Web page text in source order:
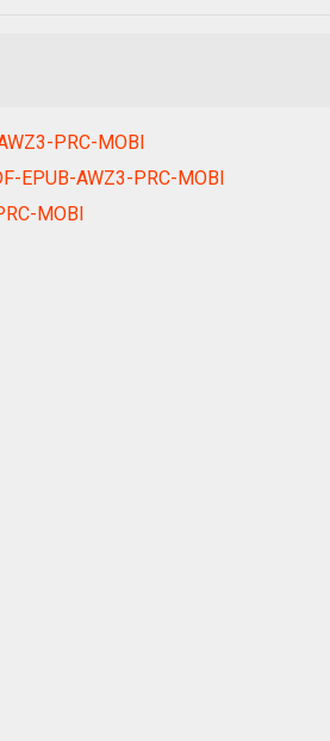
PRC-MOBI
EPUB-AWZ3-PRC-MOBI
MOBI